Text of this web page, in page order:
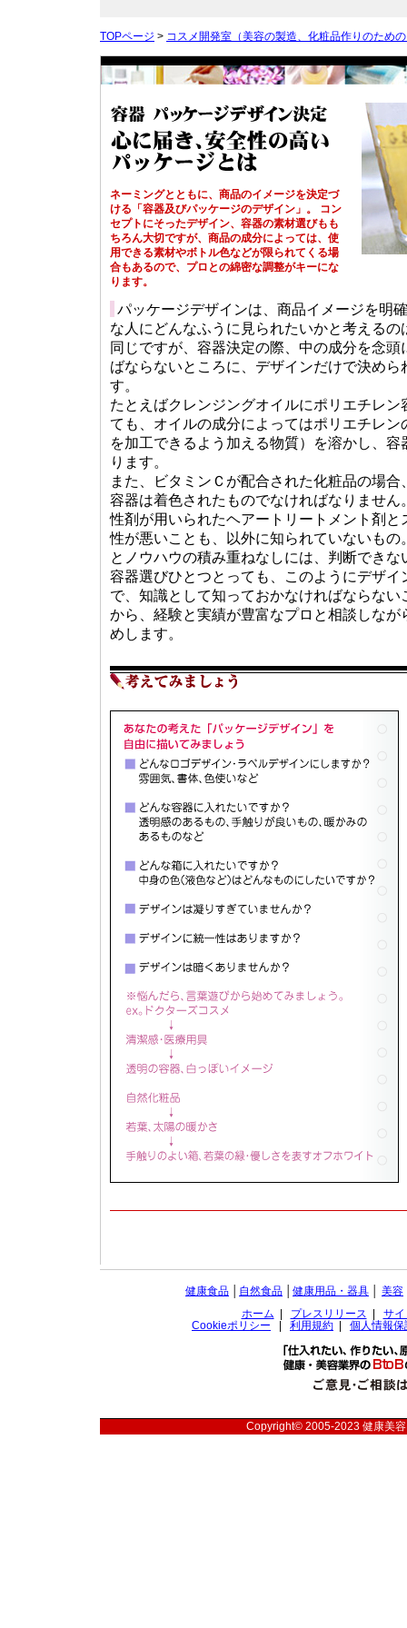
TOPページ > コスメ開発室（美容の製造、化粧品作りのため
ネーミングとともに、商品のイメージを決定づ
ける「容器及びパッケージのデザイン」。 コン
セプトにそったデザイン、容器の素材選びもも
ちろん大切ですが、商品の成分によっては、使
用できる素材やボトル色などが限られてくる場
合もあるので、プロとの綿密な調整がキーにな
ります。
パッケージデザインは、商品イメージを明
な人にどんなふうに見られたいかと考える
同じですが、容器決定の際、中の成分を念
ばならないところに、デザインだけで決めら
す。
たとえばクレンジングオイルにポリエチレ
ても、オイルの成分によってはポリエチレン
を加工できるよう加える物質）を溶かし、
ります。
また、ビタミンＣが配合された化粧品の場
容器は着色されたものでなければなりません
性剤が用いられたヘアートリートメント剤と
性が悪いことも、以外に知られていないもの
とノウハウの積み重ねなしには、判断できな
容器選びひとつとっても、このようにデザイ
で、知識として知っておかなければならな
から、経験と実績が豊富なプロと相談しなが
めします。
健康食品 自然食品 健康用品・器具 美容
ホーム
プレスリリース
サ
Cookieポリシー
利用規約 個人情報
Copyright© 2005-2023 健康美